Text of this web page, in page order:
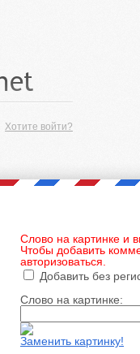
Хотите войти?
Слово на картинке и
Чтобы добавить
авторизоваться.
Добавить без
Слово на картинке:
Заменить картинку!